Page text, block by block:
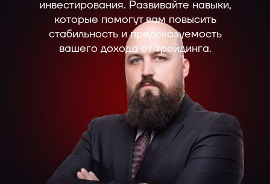
инвестирования. Развивайте навыки,
которые помогут вам повысить
стабильность и предсказуемость
вашего дохода от трейдинга.